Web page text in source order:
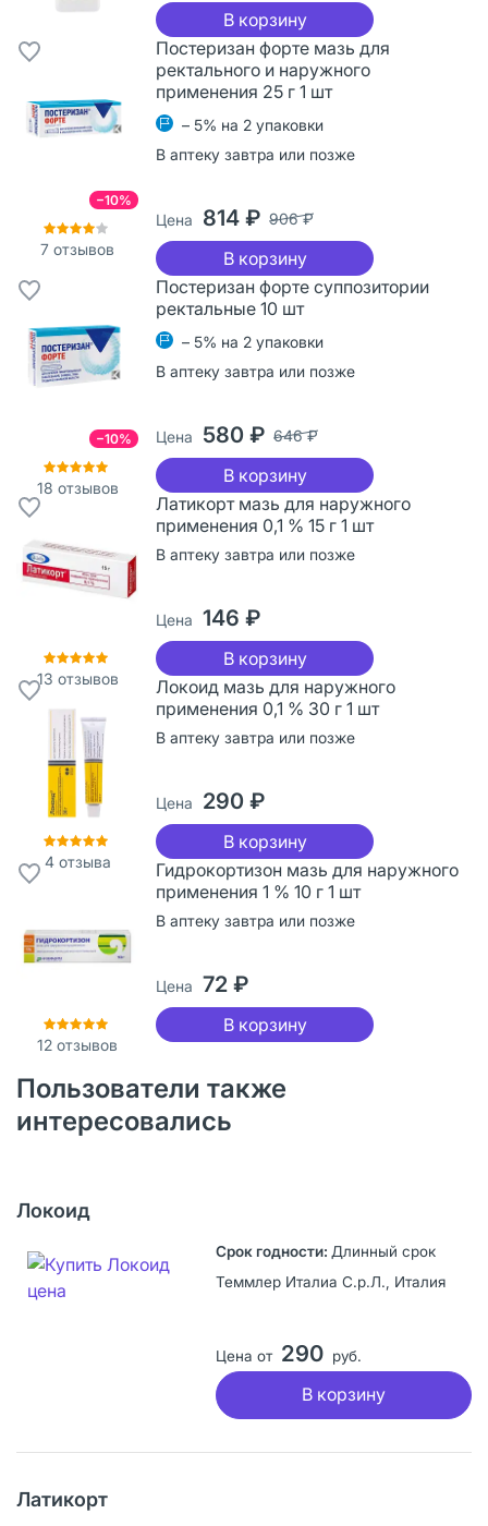
В корзину
−10%
7 отзывов
Постеризан форте мазь для
ректального и наружного
применения 25 г 1 шт
– 5% на 2 упаковки
В аптеку завтра или позже
Цена 814 ₽ 906 ₽
В корзину
−10%
18 отзывов
Постеризан форте суппозитории
ректальные 10 шт
– 5% на 2 упаковки
В аптеку завтра или позже
Цена 580 ₽ 646 ₽
В корзину
13 отзывов
Латикорт мазь для наружного
применения 0,1 % 15 г 1 шт
В аптеку завтра или позже
Цена 146 ₽
В корзину
4отзыва
Локоид мазь для наружного
применения 0,1 % 30 г 1 шт
В аптеку завтра или позже
Цена 290 ₽
В корзину
12 отзывов
Гидрокортизон мазь для наружного
применения 1 % 10 г 1 шт
В аптеку завтра или позже
Цена 72 ₽
В корзину
Пользователи также
интересовались
Локоид
Длинный срок
Теммлер Италиа С.р.Л., Италия
Цена от 290 руб.
В корзину
Латикорт